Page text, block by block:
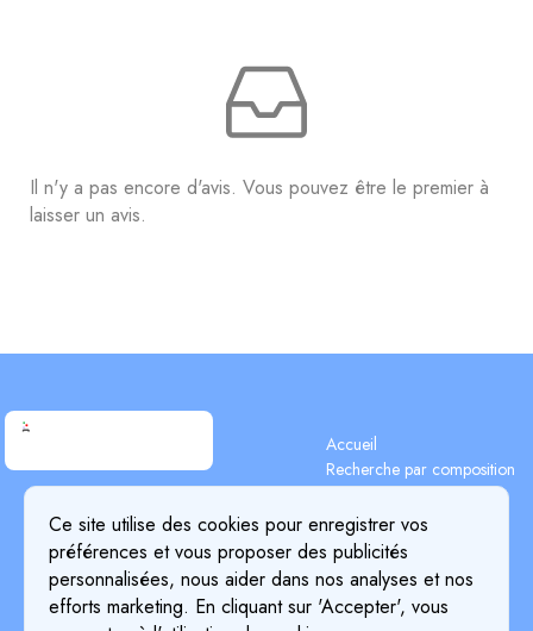
Il n'y a pas encore d'avis. Vous pouvez être le premier à
laisser un avis.
Ce site utilise des cookies pour enregistrer vos
préférences et vous proposer des publicités
personnalisées, nous aider dans nos analyses et nos
efforts marketing. En cliquant sur 'Accepter', vous
Accueil
Recherche par composition
Recherche d'ingrédients
Blog
Tarifs
Détails de paiement
À propos de nous
Privacy Policy
Cookie Policy
Return & Refund Policy